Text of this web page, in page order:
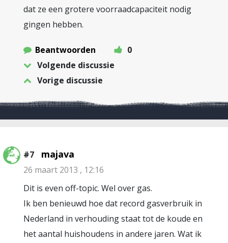
dat ze een grotere voorraadcapaciteit nodig
gingen hebben.
Beantwoorden
0
Volgende discussie
Vorige discussie
#7 majava
26 maart 2013 , 12:16
Dit is even off-topic. Wel over gas.
Ik ben benieuwd hoe dat record gasverbruik in
Nederland in verhouding staat tot de koude en
het aantal huishoudens in andere jaren. Wat ik